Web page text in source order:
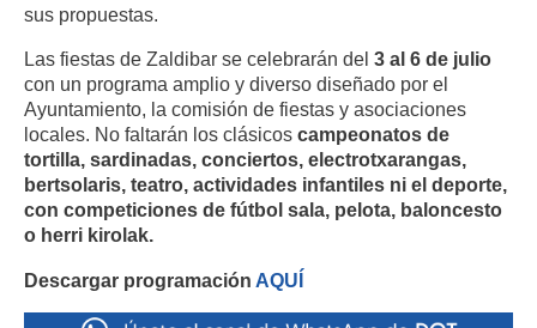
sus propuestas.
Las fiestas de Zaldibar se celebrarán del 3 al 6 de julio
con un programa amplio y diverso diseñado por el
Ayuntamiento, la comisión de fiestas y asociaciones
locales. No faltarán los clásicos campeonatos de
tortilla, sardinadas, conciertos, electrotxarangas,
bertsolaris, teatro, actividades infantiles ni el deporte,
con competiciones de fútbol sala, pelota, baloncesto
o herri kirolak.
Descargar programación AQUÍ